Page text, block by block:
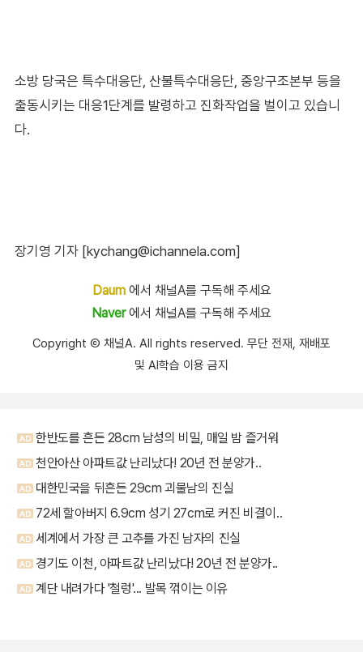
소방 당국은 특수대응단, 산불특수대응단, 중앙구조본부 등을
출동시키는 대응1단계를 발령하고 진화작업을 벌이고 있습니
다.
장기영 기자 [kychang@ichannela.com]
Daum에서 채널A를 구독해 주세요
Naver에서 채널A를 구독해 주세요
Copyright Ⓒ 채널A. All rights reserved. 무단 전재, 재배포
및 AI학습 이용 금지